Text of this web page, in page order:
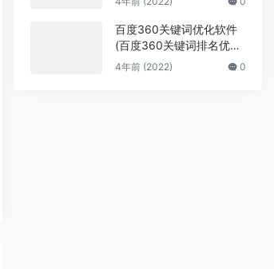
百度360关键词优化软件
(百度360关键词排名优化
软件)
4年前 (2022) 0